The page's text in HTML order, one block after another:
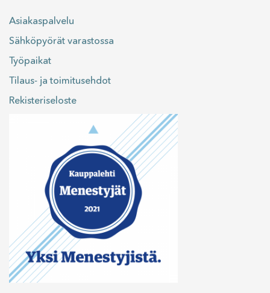
Asiakaspalvelu
Sähköpyörät varastossa
Työpaikat
Tilaus- ja toimitusehdot
Rekisteriseloste